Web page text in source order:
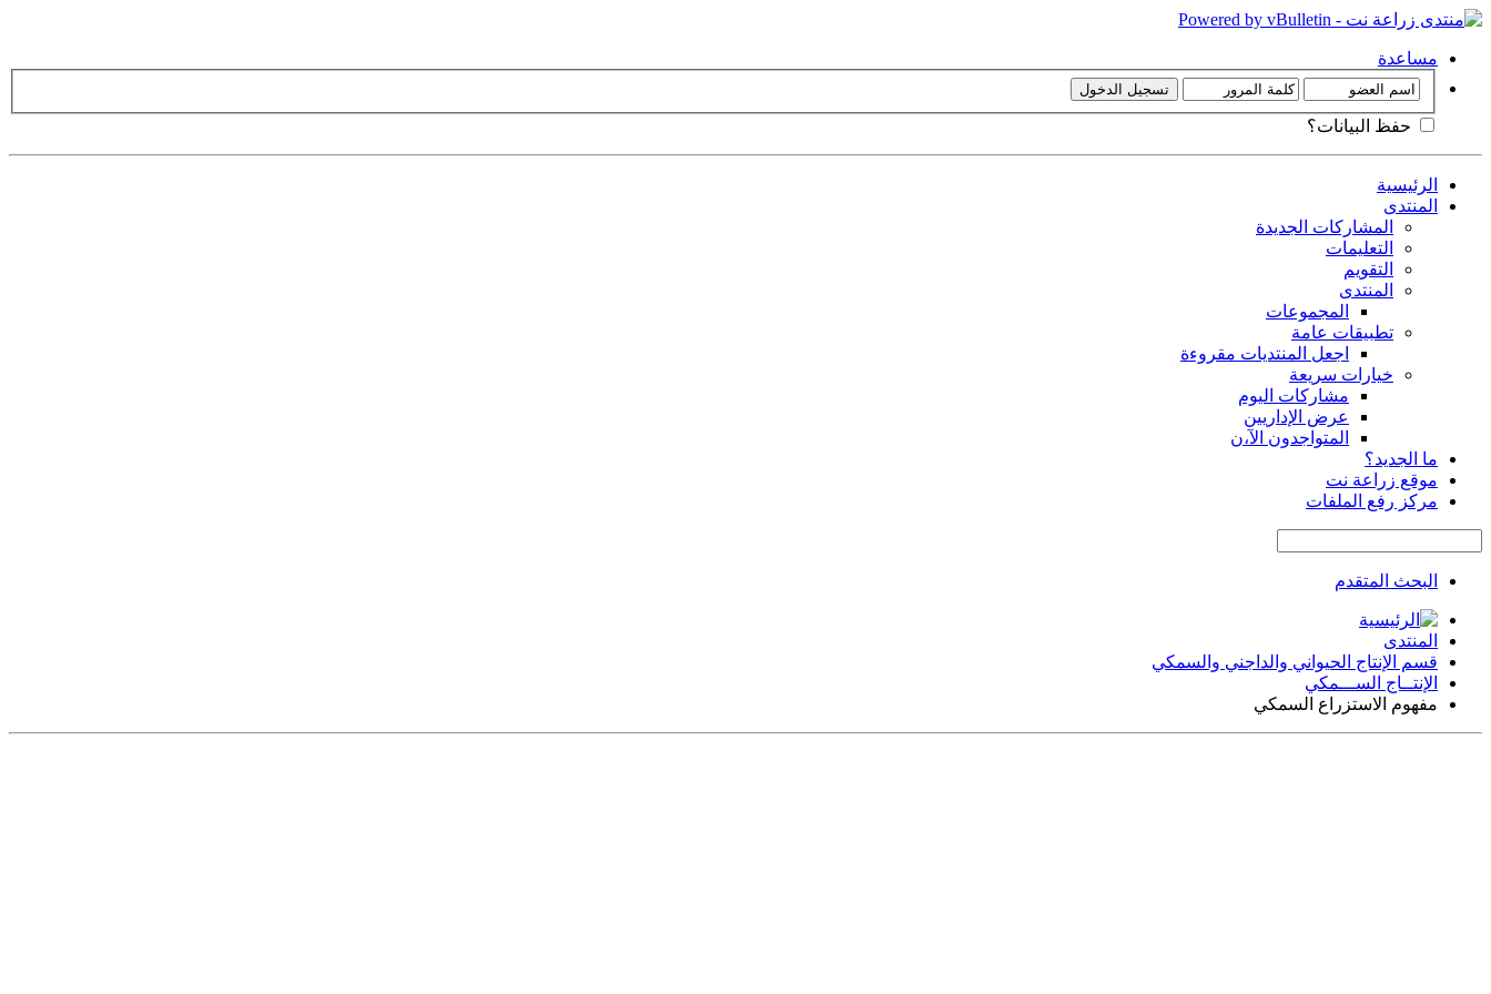
مساعدة
حفظ البيانات؟
الرئيسية
المنتدى
المشاركات الجديدة
التعليمات
التقويم
المنتدى
المجموعات
تطبيقات عامة
اجعل المنتديات مقروءة
خيارات سريعة
مشاركات اليوم
عرض الإداريين
المتواجدون الآ،ن
ما الجديد؟
موقع زراعة نت
مركز رفع الملفات
البحث المتقدم
المنتدى
قسم الإنتاج الحيواني والداجني والسمكي
الإنتــاج الســـمكي
مفهوم الاستزراع السمكي